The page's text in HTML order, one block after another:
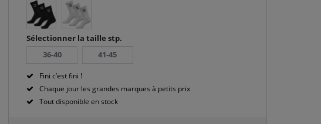
Sélectionner la taille stp.
36-40
41-45
Fini c’est fini !
Chaque jour les grandes marques à petits prix
Tout disponible en stock